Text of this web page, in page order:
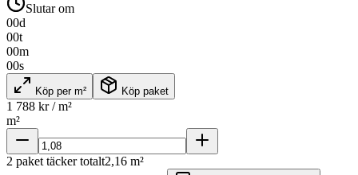
Slutar om
00d
00t
00m
00s
Köp per m² Köp paket
1 788 kr / m²
m²
2 paket täcker totalt2,16 m²